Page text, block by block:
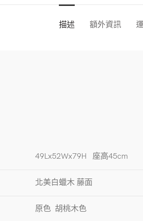
描述 額外資訊
49Lx52Wx79H 座高45cm
北美白蠟木 藤面
原色 胡桃木色